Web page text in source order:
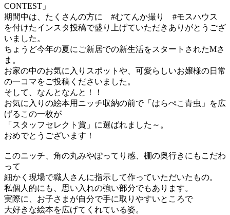
CONTEST」
期間中は、たくさんの方に #むてんか撮り #モスハウス
を付けたインスタ投稿で盛り上げていただきありがとうござ
いました。
ちょうど今年の夏にご新居での新生活をスタートされたMさ
ま。
お家の中のお気に入りスポットや、可愛らしいお嬢様の日常
の一コマをご投稿くださいました。
そして、なんとなんと！！
お気に入りの絵本用ニッチ収納の前で「はらぺこ青虫」を広
げるこの一枚が
「スタッフセレクト賞」に選ばれました～。
おめでとうございます！
このニッチ、角の丸みやぽってり感、棚の奥行きにもこだわ
って
細かく現場で職人さんに指示して作っていただいたもの。
私個人的にも、思い入れの強い部分でもあります。
実際に、お子さまが自分で手に取りやすいところで
大好きな絵本を広げてくれている姿。